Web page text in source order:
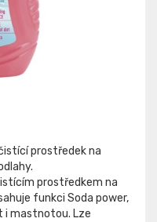
prostředek na
prostředkem na
funkci Soda power,
i mastnotou. Lze